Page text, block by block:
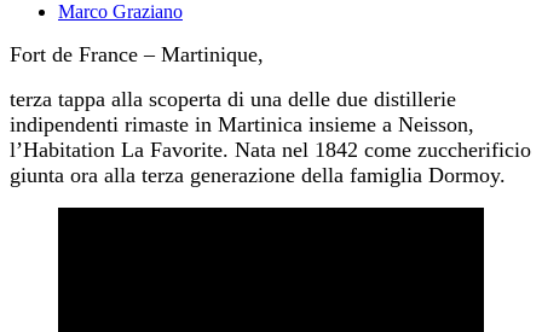
Marco Graziano
Fort de France – Martinique,
terza tappa alla scoperta di una delle due distillerie
indipendenti rimaste in Martinica insieme a Neisson,
l’Habitation La Favorite. Nata nel 1842 come zuccherificio
giunta ora alla terza generazione della famiglia Dormoy.